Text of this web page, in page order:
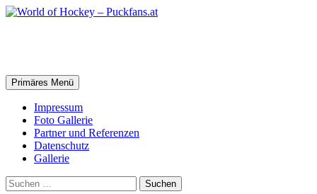
Zum
Suchen
Primäres Menü
Impressum
Foto Gallerie
Partner und Referenzen
Datenschutz
Gallerie
Suchen